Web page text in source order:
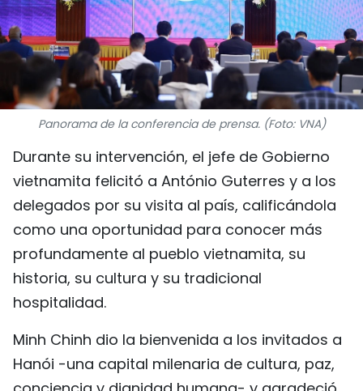
¿QUIÉNES SOMOS?
TIẾNG VIỆT
ENGLISH
中文
FRANÇAIS
РУССКИЙ
Panorama de la conferencia de prensa. (Foto: VNA)
Durante su intervención, el jefe de Gobierno
vietnamita felicitó a António Guterres y a los
delegados por su visita al país, calificándola
como una oportunidad para conocer más
profundamente al pueblo vietnamita, su
historia, su cultura y su tradicional
hospitalidad.
Minh Chinh dio la bienvenida a los invitados a
Hanói -una capital milenaria de cultura, paz,